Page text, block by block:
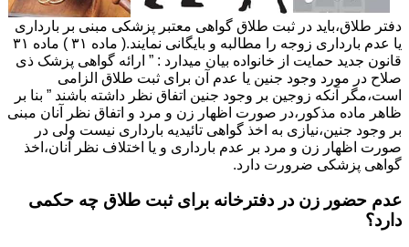
دفتر طلاق،باید در ثبت طلاق گواهی معتبر پزشکی مبنی بر بارداری
یا عدم بارداری زوجه را مطالبه و بایگانی نمایند.( ماده ۳۱ ) ماده ۳۱
قانون جدید حمایت از خانواده بیان میدارد : ” ارائه گواهی پزشک ذی
صلاح در مورد وجود جنین یا عدم آن برای ثبت طلاق الزامی
است،مگر آنکه زوجین بر وجود جنین اتفاق نظر داشته باشند ” بنا بر
ظاهر ماده مذکور،در صورت اظهار زن و مرد و اتفاق نظر آنان مبنی
بر وجود جنین،نیازی به اخذ گواهی تائیدیه بارداری نیست ولی در
صورت اظهار زن و مرد بر عدم بارداری و یا اختلاف نظر آنان،اخذ
گواهی پزشکی ضرورت دارد.
عدم حضور زن در دفترخانه برای ثبت طلاق چه حکمی
دارد؟